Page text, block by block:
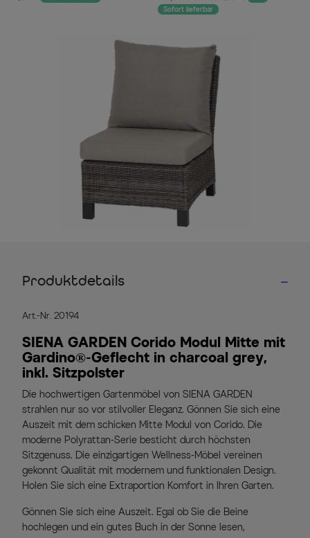
Sofort lieferbar
Produktdetails
Art.-Nr. 20194
SIENA GARDEN Corido Modul Mitte mit
Gardino®-Geflecht in charcoal grey,
inkl. Sitzpolster
Die hochwertigen Gartenmöbel von SIENA GARDEN
strahlen nur so vor stilvoller Eleganz. Gönnen Sie sich eine
Auszeit mit dem schicken Mitte Modul von Corido. Die
moderne Polyrattan-Serie besticht durch höchsten
Sitzgenuss. Die einzigartigen Wellness-Möbel vereinen
gekonnt Qualität mit modernem und funktionalen Design.
Holen Sie sich eine Extraportion Komfort in Ihren Garten.
Gönnen Sie sich eine Auszeit. Egal ob Sie die Beine
hochlegen und ein gutes Buch in der Sonne lesen,